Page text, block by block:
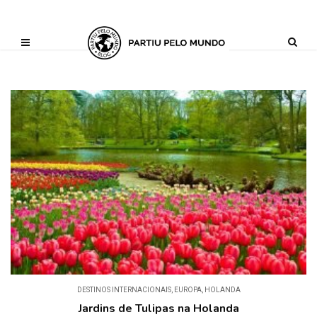
('AI_CONTENT_MARKER_NO_GET_SIDEBAR', true);
DESTINOS INTERNACIONAIS, EUROPA, HOLANDA
Jardins de Tulipas na Holanda